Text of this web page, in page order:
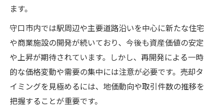
ます。
守口市内では駅周辺や主要道路沿いを中心に新たな住宅
や商業施設の開発が続いており、今後も資産価値の安定
や上昇が期待されています。しかし、再開発による一時
的な価格変動や需要の集中には注意が必要です。売却タ
イミングを見極めるには、地価動向や取引件数の推移を
把握することが重要です。